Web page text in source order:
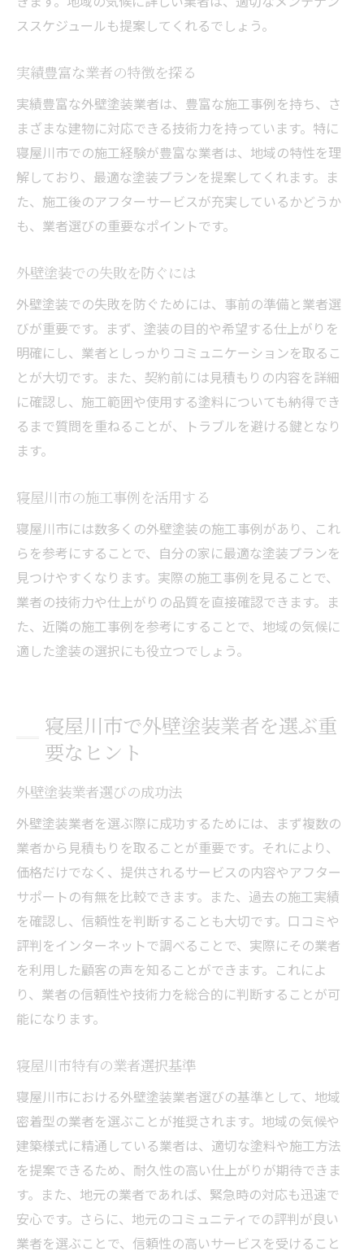
ススケジュールも提案してくれるでしょう。
実績豊富な業者の特徴を探る
実績豊富な外壁塗装業者は、豊富な施工事例を持ち、さ
まざまな建物に対応できる技術力を持っています。特に
寝屋川市での施工経験が豊富な業者は、地域の特性を理
解しており、最適な塗装プランを提案してくれます。ま
た、施工後のアフターサービスが充実しているかどうか
も、業者選びの重要なポイントです。
外壁塗装での失敗を防ぐには
外壁塗装での失敗を防ぐためには、事前の準備と業者選
びが重要です。まず、塗装の目的や希望する仕上がりを
明確にし、業者としっかりコミュニケーションを取るこ
とが大切です。また、契約前には見積もりの内容を詳細
に確認し、施工範囲や使用する塗料についても納得でき
るまで質問を重ねることが、トラブルを避ける鍵となり
ます。
寝屋川市の施工事例を活用する
寝屋川市には数多くの外壁塗装の施工事例があり、これ
らを参考にすることで、自分の家に最適な塗装プランを
見つけやすくなります。実際の施工事例を見ることで、
業者の技術力や仕上がりの品質を直接確認できます。ま
た、近隣の施工事例を参考にすることで、地域の気候に
適した塗装の選択にも役立つでしょう。
寝屋川市で外壁塗装業者を選ぶ重
要なヒント
外壁塗装業者選びの成功法
外壁塗装業者を選ぶ際に成功するためには、まず複数の
業者から見積もりを取ることが重要です。それにより、
価格だけでなく、提供されるサービスの内容やアフター
サポートの有無を比較できます。また、過去の施工実績
を確認し、信頼性を判断することも大切です。口コミや
評判をインターネットで調べることで、実際にその業者
を利用した顧客の声を知ることができます。これによ
り、業者の信頼性や技術力を総合的に判断することが可
能になります。
寝屋川市特有の業者選択基準
寝屋川市における外壁塗装業者選びの基準として、地域
密着型の業者を選ぶことが推奨されます。地域の気候や
建築様式に精通している業者は、適切な塗料や施工方法
を提案できるため、耐久性の高い仕上がりが期待できま
す。また、地元の業者であれば、緊急時の対応も迅速で
安心です。さらに、地元のコミュニティでの評判が良い
業者を選ぶことで、信頼性の高いサービスを受けること